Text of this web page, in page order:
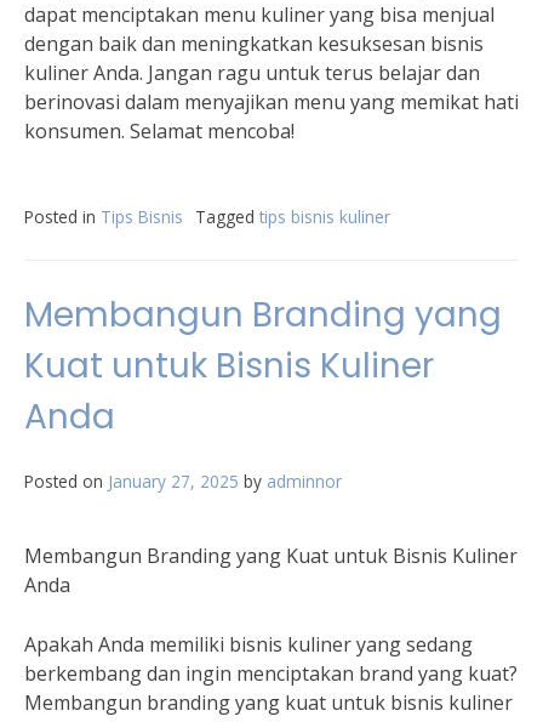
dapat menciptakan menu kuliner yang bisa menjual
dengan baik dan meningkatkan kesuksesan bisnis
kuliner Anda. Jangan ragu untuk terus belajar dan
berinovasi dalam menyajikan menu yang memikat hati
konsumen. Selamat mencoba!
Posted in Tips Bisnis Tagged tips bisnis kuliner
Membangun Branding yang
Kuat untuk Bisnis Kuliner
Anda
Posted on January 27, 2025 by adminnor
Membangun Branding yang Kuat untuk Bisnis Kuliner
Anda
Apakah Anda memiliki bisnis kuliner yang sedang
berkembang dan ingin menciptakan brand yang kuat?
Membangun branding yang kuat untuk bisnis kuliner